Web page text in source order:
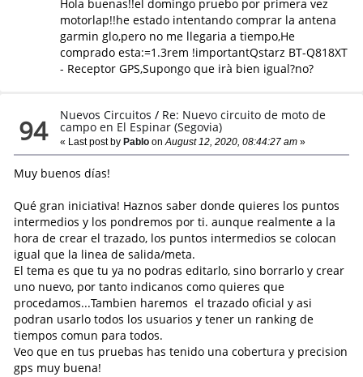
Hola buenas!!el domingo pruebo por primera vez
motorlap!!he estado intentando comprar la antena
garmin glo,pero no me llegaria a tiempo,He
comprado esta:=1.3rem !importantQstarz BT-Q818XT
- Receptor GPS,Supongo que irà bien igual?no?
94 Nuevos Circuitos / Re: Nuevo circuito de moto de
campo en El Espinar (Segovia)
« Last post by Pablo on August 12, 2020, 08:44:27 am »
Muy buenos días!
Qué gran iniciativa! Haznos saber donde quieres los puntos
intermedios y los pondremos por ti. aunque realmente a la
hora de crear el trazado, los puntos intermedios se colocan
igual que la linea de salida/meta.
El tema es que tu ya no podras editarlo, sino borrarlo y crear
uno nuevo, por tanto indicanos como quieres que
procedamos...Tambien haremos el trazado oficial y asi
podran usarlo todos los usuarios y tener un ranking de
tiempos comun para todos.
Veo que en tus pruebas has tenido una cobertura y precision
gps muy buena!